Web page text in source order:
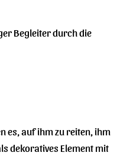
Begleiter durch die
es, auf ihm zu reiten, ihm
dekoratives Element mit